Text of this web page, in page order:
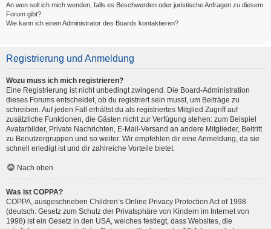
An wen soll ich mich wenden, falls es Beschwerden oder juristische Anfragen zu diesem
Forum gibt?
Wie kann ich einen Administrator des Boards kontaktieren?
Registrierung und Anmeldung
Wozu muss ich mich registrieren?
Eine Registrierung ist nicht unbedingt zwingend. Die Board-Administration
dieses Forums entscheidet, ob du registriert sein musst, um Beiträge zu
schreiben. Auf jeden Fall erhältst du als registriertes Mitglied Zugriff auf
zusätzliche Funktionen, die Gästen nicht zur Verfügung stehen: zum Beispiel
Avatarbilder, Private Nachrichten, E-Mail-Versand an andere Mitglieder, Beitritt
zu Benutzergruppen und so weiter. Wir empfehlen dir eine Anmeldung, da sie
schnell erledigt ist und dir zahlreiche Vorteile bietet.
Nach oben
Was ist COPPA?
COPPA, ausgeschrieben Children’s Online Privacy Protection Act of 1998
(deutsch: Gesetz zum Schutz der Privatsphäre von Kindern im Internet von
1998) ist ein Gesetz in den USA, welches festlegt, dass Websites, die